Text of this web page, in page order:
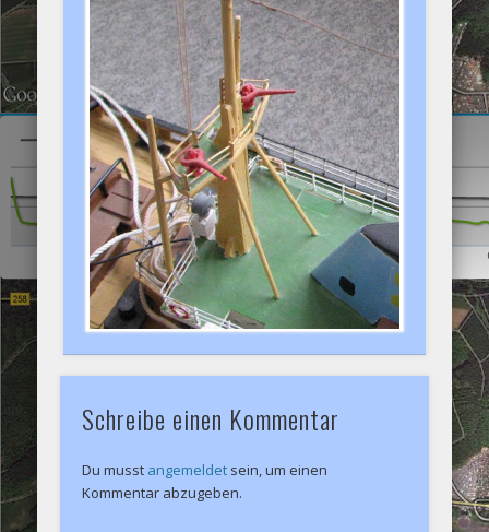
Schreibe einen Kommentar
Du musst angemeldetsein, um einen
Kommentar abzugeben.